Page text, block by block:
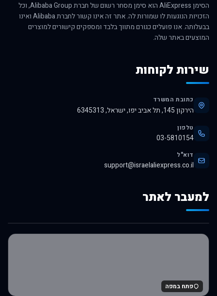
הסימן AliExpress הוא סימן מסחר רשום של חברת Alibaba Group, וכל
הזכויות הנוגעות לו שמורות לה. אתר זה אינו קשור לחברת Alibaba ואינו
בבעלותה. אנו פועלים כגורם מתווך בלבד ומספקים קישורים למוצרים
המוצעים באתר שלה.
שירות לקוחות
כתובת המשרד
הירקון 145, תל אביב יפו, ישראל, 6345313
טלפון
03-5810154
דוא"ל
support@israelaliexpress.co.il
למעבר לאתר
לרכישה באלי אקספרס
פתח במפה